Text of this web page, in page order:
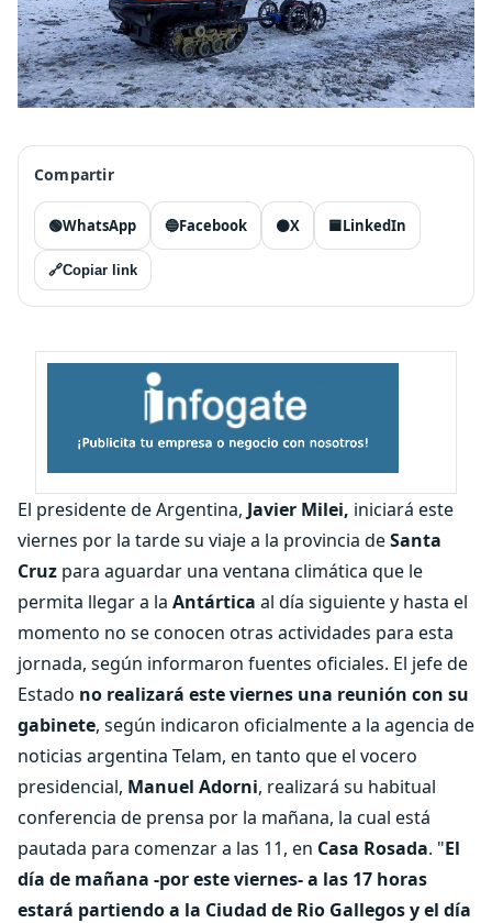
Compartir
🟢WhatsApp 🔵Facebook ⚫X 🟦LinkedIn
🔗Copiar link
El presidente de Argentina, Javier Milei, iniciará este
viernes por la tarde su viaje a la provincia deSanta
Cruz para aguardar una ventana climática que le
permita llegar a la Antártica al día siguiente y hasta el
momento no se conocen otras actividades para esta
jornada, según informaron fuentes oficiales. El jefe de
Estado no realizará este viernes una reunión con su
gabinete, según indicaron oficialmente a la agencia de
noticias argentina Telam, en tanto que el vocero
presidencial, Manuel Adorni, realizará su habitual
conferencia de prensa por la mañana, la cual está
pautada para comenzar a las 11, en Casa Rosada. "El
día de mañana -por este viernes- a las 17 horas
estará partiendo a la Ciudad de Rio Gallegos y el día